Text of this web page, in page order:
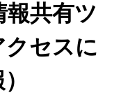
共有ツ
セスに